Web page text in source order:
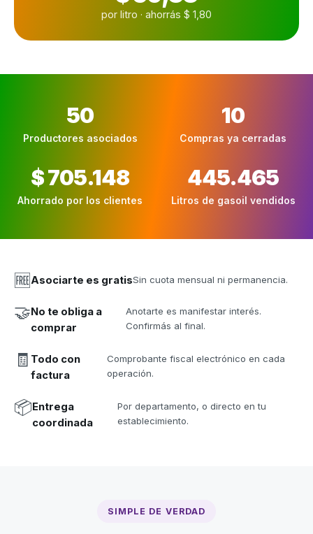
por litro · ahorrás $ 1,80
50
Productores asociados
10
Compras ya cerradas
$ 705.148
Ahorrado por los clientes
445.465
Litros de gasoil vendidos
🆓Asociarte es gratisSin cuota mensual ni permanencia.
🤝No te obliga a
comprar
Anotarte es manifestar interés.
Confirmás al final.
🧾 Todo con
factura
Comprobante fiscal electrónico en cada
operación.
📦Entrega
coordinada
Por departamento, o directo en tu
establecimiento.
SIMPLE DE VERDAD